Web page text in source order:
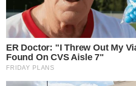
ER Doctor: "I Threw Out My
Found On CVS Aisle 7"
FRIDAY PLANS